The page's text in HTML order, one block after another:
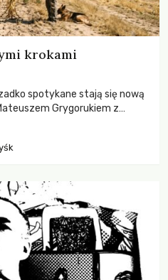
krokami
spotykane stają się nową
Grygorukiem z